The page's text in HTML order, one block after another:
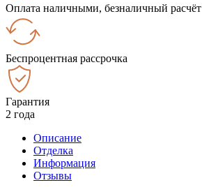
Оплата наличными, безналичный расчёт
Беспроцентная рассрочка
Гарантия
2 года
Описание
Отделка
Информация
Отзывы